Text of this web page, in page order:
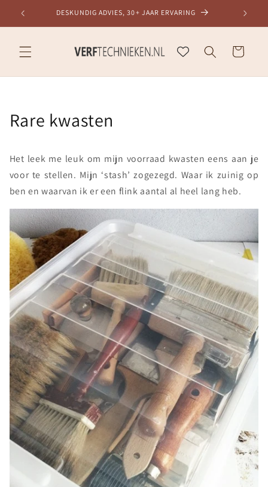
naar de
content
DESKUNDIG ADVIES, 30+ JAAR ERVARING
Winkelwagen
Rare kwasten
Het leek me leuk om mijn voorraad kwasten eens aan je
voor te stellen. Mijn ‘stash’ zogezegd. Waar ik zuinig op
ben en waarvan ik er een flink aantal al heel lang heb.